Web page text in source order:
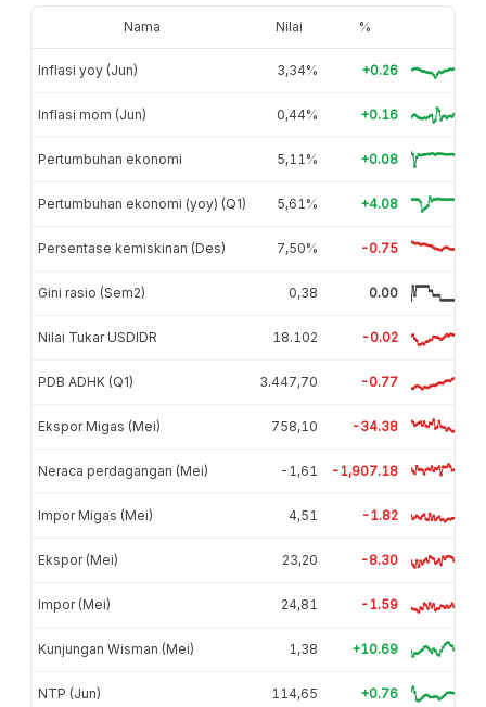
Nama Nilai %
Inflasi yoy (Jun) 3,34% +0.26
Inflasi mom (Jun) 0,44% +0.16
Pertumbuhan ekonomi 5,11% +0.08
Pertumbuhan ekonomi (yoy) (Q1) 5,61% +4.08
Persentase kemiskinan (Des) 7,50% -0.75
Gini rasio (Sem2) 0,38 0.00
Nilai Tukar USDIDR 18.102 -0.02
PDB ADHK (Q1) 3.447,70 -0.77
Ekspor Migas (Mei) 758,10 -34.38
Neraca perdagangan (Mei) -1,61 -1,907.18
Impor Migas (Mei) 4,51 -1.82
Ekspor (Mei) 23,20 -8.30
Impor (Mei) 24,81 -1.59
Kunjungan Wisman (Mei) 1,38 +10.69
NTP (Jun) 114,65 +0.76